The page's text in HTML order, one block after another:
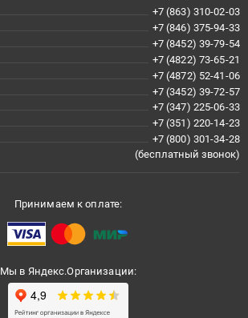
+7 (863) 310-02-03
+7 (846) 375-94-33
+7 (8452) 39-79-54
+7 (4822) 73-65-21
+7 (4872) 52-41-06
+7 (3452) 39-72-57
+7 (347) 225-06-33
+7 (351) 220-14-23
+7 (800) 301-34-28
(бесплатный звонок)
Принимаем к оплате:
Мы в Яндекс.Организации: